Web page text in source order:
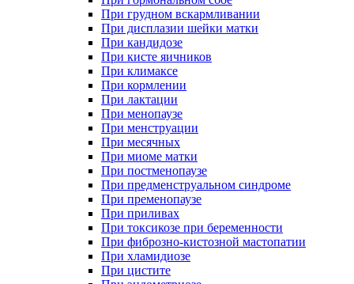
При грудном вскармливании
При дисплазии шейки матки
При кандидозе
При кисте яичников
При климаксе
При кормлении
При лактации
При менопаузе
При менструации
При месячных
При миоме матки
При постменопаузе
При предменструальном синдроме
При пременопаузе
При приливах
При токсикозе при беременности
При фиброзно-кистозной мастопатии
При хламидиозе
При цистите